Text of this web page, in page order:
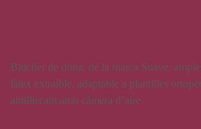
Blucher de dona, de la marca Suave,
làtex extraíble, adaptable a plantilles
antilliscant amb càmera d’aire